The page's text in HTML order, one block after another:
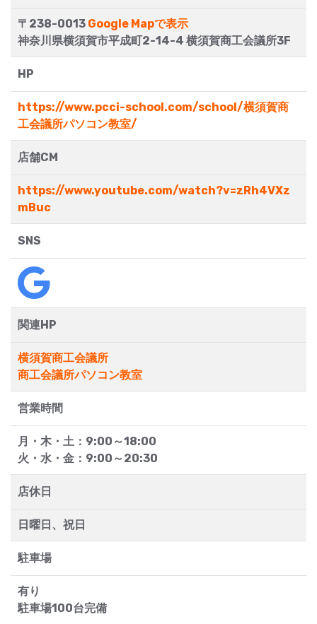
〒238-0013 Google Mapで表示
神奈川県横須賀市平成町2-14-4 横須賀商工会議所3F
HP
https://www.pcci-school.com/school/横須賀商
工会議所パソコン教室/
店舗CM
https://www.youtube.com/watch?v=zRh4VXz
mBuc
SNS
関連HP
横須賀商工会議所
商工会議所パソコン教室
営業時間
月・木・土：9:00～18:00
火・水・金：9:00～20:30
店休日
日曜日、祝日
駐車場
有り
駐車場100台完備